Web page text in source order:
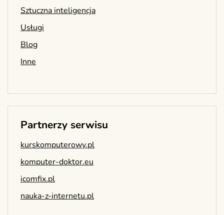
Sztuczna inteligencja
Usługi
Blog
Inne
Partnerzy serwisu
kurskomputerowy.pl
komputer-doktor.eu
icomfix.pl
nauka-z-internetu.pl